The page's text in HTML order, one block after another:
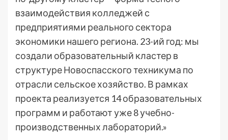
взаимодействия колледжей с
предприятиями реального сектора
экономики нашего региона. 23-ий год: мы
создали образовательный кластер в
структуре Новоспасского техникума по
отрасли сельское хозяйство. В рамках
проекта реализуется 14 образовательных
программ и работают уже 8 учебно-
производственных лабораторий.»